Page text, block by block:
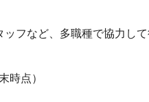
フなど、多職種で協力して
時点）